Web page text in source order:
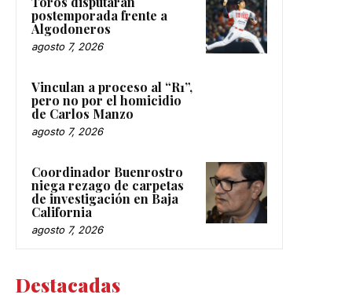
postemporada frente a
Algodoneros
agosto 7, 2026
Vinculan a proceso al “R1”,
pero no por el homicidio
de Carlos Manzo
agosto 7, 2026
Coordinador Buenrostro
niega rezago de carpetas
de investigación en Baja
California
agosto 7, 2026
Destacadas